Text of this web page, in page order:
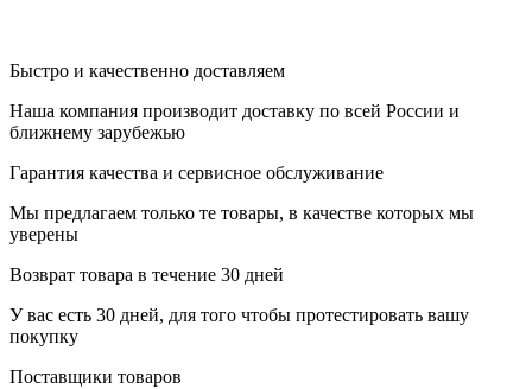
Быстро и качественно доставляем
Наша компания производит доставку по всей России и
ближнему зарубежью
Гарантия качества и сервисное обслуживание
Мы предлагаем только те товары, в качестве которых мы
уверены
Возврат товара в течение 30 дней
У вас есть 30 дней, для того чтобы протестировать вашу
покупку
Поставщики товаров